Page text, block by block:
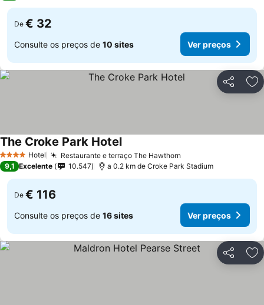
De € 32
Consulte os preços de 10 sites Ver preços
Partilhar
4 EstrelasHotel Restaurante e terraço The Hawthorn
The Croke Park Hotel
9,1 Excelente 10.547 a 0.2 km de Croke Park Stadium
De € 116
Consulte os preços de 16 sites Ver preços
Partilhar